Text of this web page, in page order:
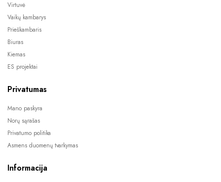
Virtuvė
Vaikų kambarys
Prieškambaris
Biuras
Kiemas
ES projektai
Privatumas
Mano paskyra
Norų sąrašas
Privatumo politika
Asmens duomenų tvarkymas
Informacija